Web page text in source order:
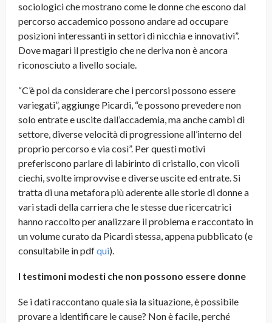
sociologici che mostrano come le donne che escono dal
percorso accademico possono andare ad occupare
posizioni interessanti in settori di nicchia e innovativi”.
Dove magari il prestigio che ne deriva non è ancora
riconosciuto a livello sociale.
“C’è poi da considerare che i percorsi possono essere
variegati”, aggiunge Picardi, “e possono prevedere non
solo entrate e uscite dall’accademia, ma anche cambi di
settore, diverse velocità di progressione all’interno del
proprio percorso e via così”. Per questi motivi
preferiscono parlare di labirinto di cristallo, con vicoli
ciechi, svolte improvvise e diverse uscite ed entrate. Si
tratta di una metafora più aderente alle storie di donne a
vari stadi della carriera che le stesse due ricercatrici
hanno raccolto per analizzare il problema e raccontato in
un volume curato da Picardi stessa, appena pubblicato (e
consultabile in pdfqui).
I testimoni modesti che non possono essere donne
Se i dati raccontano quale sia la situazione, è possibile
provare a identificare le cause? Non è facile, perché